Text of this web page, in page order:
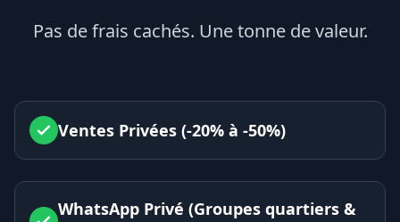
Pas de frais cachés. Une tonne de valeur.
Ventes Privées (-20% à -50%)
WhatsApp Privé (Groupes quartiers &